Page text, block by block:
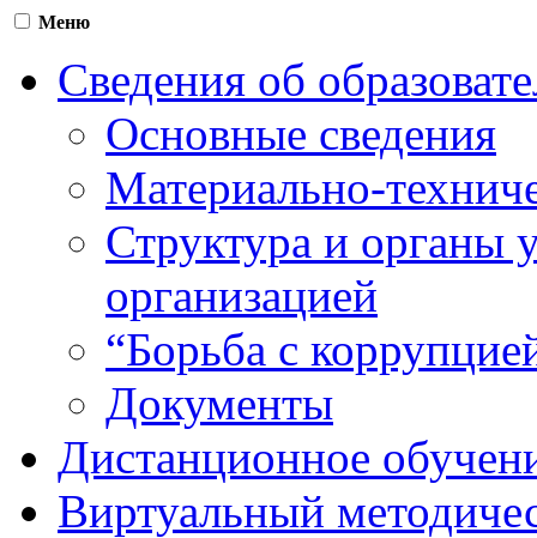
Меню
Сведения об
Основные сведения
Материально-
Структура и органы
организацией
“Борьба с
Документы
Дистанционное
Виртуальный